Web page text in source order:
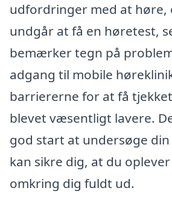
udfordringer med at høre,
undgår at få en høretest,
bemærker tegn på
adgang til mobile
barriererne for at få
blevet væsentligt lavere.
god start at undersøge din
kan sikre dig, at du
omkring dig fuldt ud.